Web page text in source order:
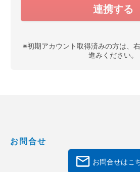
※初期アカウント取得済みの方は、
進みください。
お問合せ
お問合せはこ